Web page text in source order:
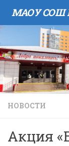
Skip to
НОВОСТИ
Акция